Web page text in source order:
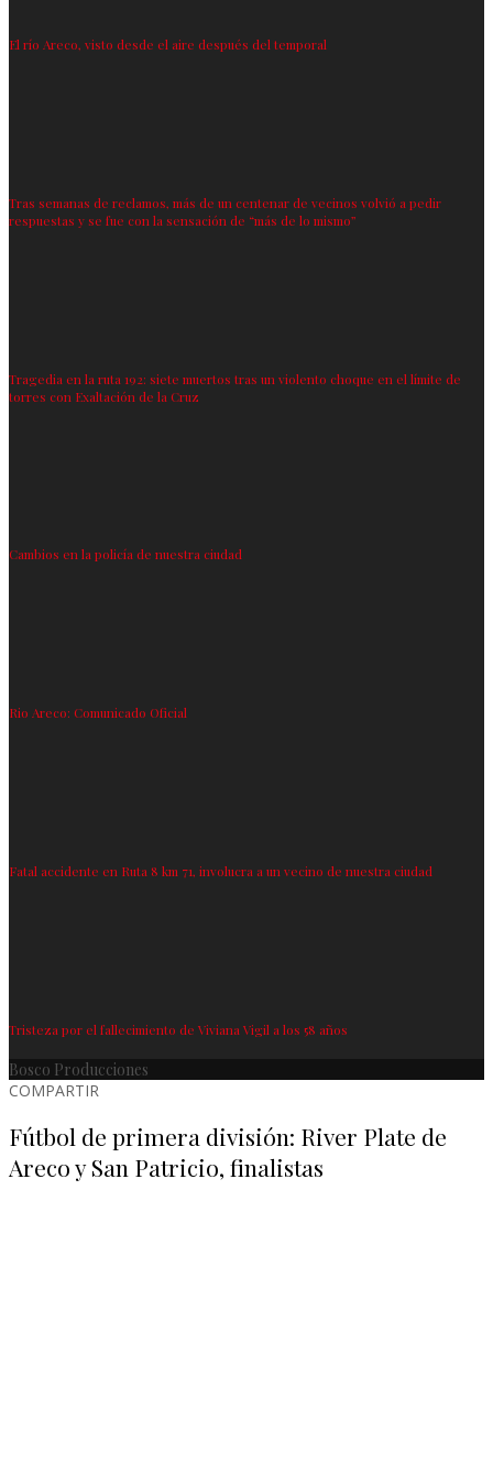
El río Areco, visto desde el aire después del temporal
Tras semanas de reclamos, más de un centenar de vecinos volvió a pedir
respuestas y se fue con la sensación de “más de lo mismo”
Tragedia en la ruta 192: siete muertos tras un violento choque en el límite de
torres con Exaltación de la Cruz
Cambios en la policía de nuestra ciudad
Rio Areco: Comunicado Oficial
Fatal accidente en Ruta 8 km 71, involucra a un vecino de nuestra ciudad
Tristeza por el fallecimiento de Viviana Vigil a los 58 años
Bosco Producciones
COMPARTIR
Fútbol de primera división: River Plate de
Areco y San Patricio, finalistas